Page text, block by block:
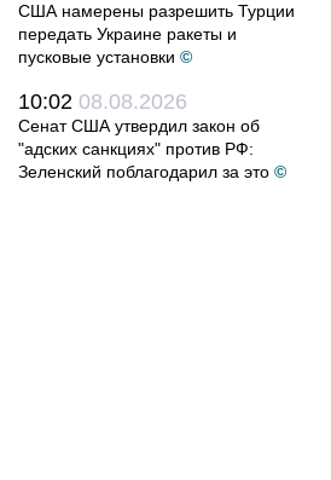
США намерены разрешить Турции
передать Украине ракеты и
пусковые установки ©
10:02 08.08.2026
Сенат США утвердил закон об
"адских санкциях" против РФ:
Зеленский поблагодарил за это ©